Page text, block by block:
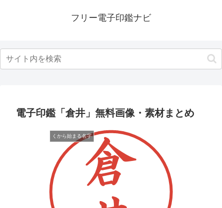
フリー電子印鑑ナビ
電子印鑑「倉井」無料画像・素材まとめ
くから始まる名字